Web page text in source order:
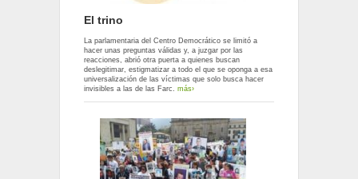
El trino
La parlamentaria del Centro Democrático se limitó a
hacer unas preguntas válidas y, a juzgar por las
reacciones, abrió otra puerta a quienes buscan
deslegitimar, estigmatizar a todo el que se oponga a esa
universalización de las víctimas que solo busca hacer
invisibles a las de las Farc. más›